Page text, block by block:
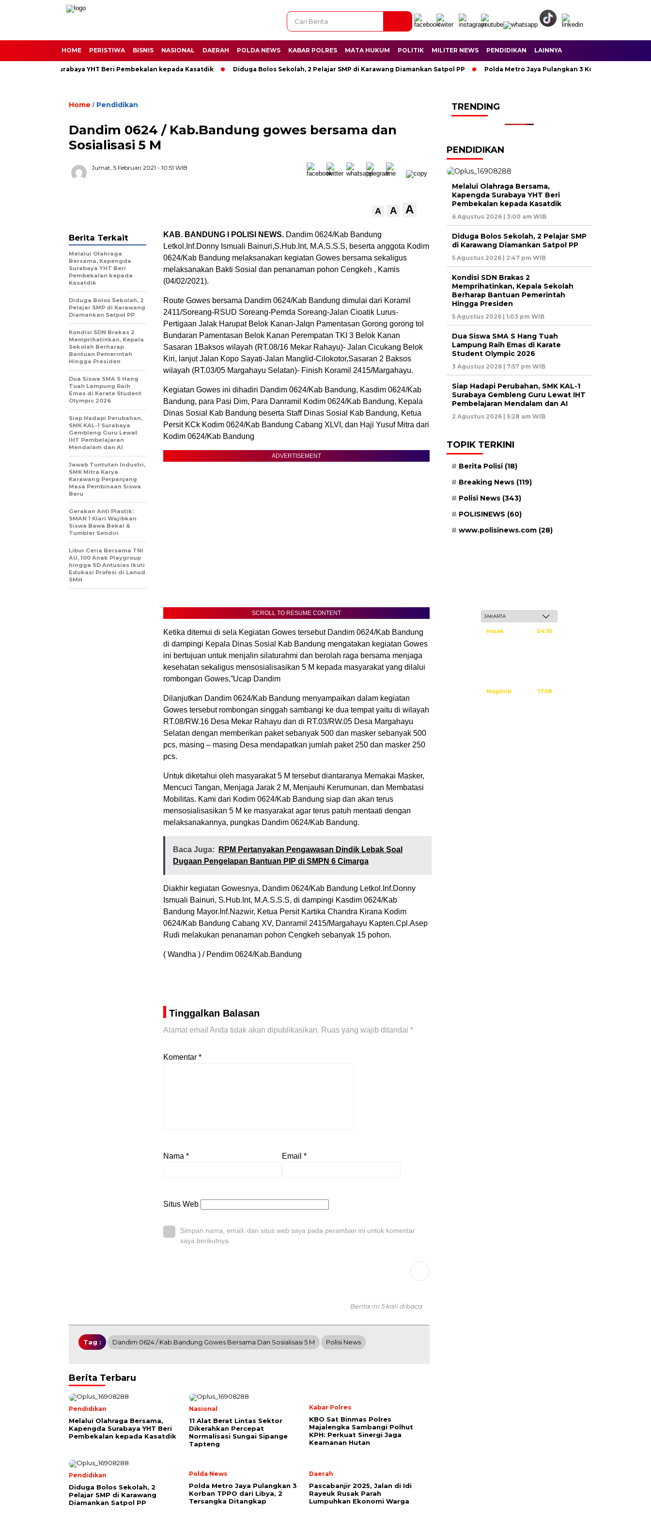
HOME PERISTIWA BISNIS NASIONAL DAERAH POLDA NEWS KABAR POLRES MATA HUKUM POLITIK MILITER NEWS PENDIDIKAN LAINNYA
Kapengda Surabaya YHT Beri Pembekalan kepada Kasatdik Diduga Bolos Sekolah, 2 Pelajar SMP di Karawang Diamankan Satpol PP Polda Metro Jaya Pulangkan 3 Korban TPPO dari
Home / Pendidikan
Dandim 0624 / Kab.Bandung gowes bersama dan
Sosialisasi 5 M
Jumat, 5 Februari 2021 - 10:51 WIB
A A A
KAB. BANDUNG I POLISI NEWS. Dandim 0624/Kab Bandung
Letkol.Inf.Donny Ismuali Bainuri,S.Hub.Int, M.A.S.S.S, beserta anggota Kodim
0624/Kab Bandung melaksanakan kegiatan Gowes bersama sekaligus
melaksanakan Bakti Sosial dan penanaman pohon Cengkeh , Kamis
(04/02/2021).
Route Gowes bersama Dandim 0624/Kab Bandung dimulai dari Koramil
2411/Soreang-RSUD Soreang-Pemda Soreang-Jalan Cioatik Lurus-
Pertigaan Jalak Harupat Belok Kanan-Jalqn Pamentasan Gorong gorong tol
Bundaran Pamentasan Belok Kanan Perempatan TKI 3 Belok Kanan
Sasaran 1Baksos wilayah (RT.08/16 Mekar Rahayu)- Jalan Cicukang Belok
Kiri, lanjut Jalan Kopo Sayati-Jalan Manglid-Cilokotor,Sasaran 2 Baksos
wilayah (RT.03/05 Margahayu Selatan)- Finish Koramil 2415/Margahayu.
Kegiatan Gowes ini dihadiri Dandim 0624/Kab Bandung, Kasdim 0624/Kab
Bandung, para Pasi Dim, Para Danramil Kodim 0624/Kab Bandung, Kepala
Dinas Sosial Kab Bandung beserta Staff Dinas Sosial Kab Bandung, Ketua
Persit KCk Kodim 0624/Kab Bandung Cabang XLVI, dan Haji Yusuf Mitra dari
Kodim 0624/Kab Bandung
ADVERTISEMENT
SCROLL TO RESUME CONTENT
Ketika ditemui di sela Kegiatan Gowes tersebut Dandim 0624/Kab Bandung
di dampingi Kepala Dinas Sosial Kab Bandung mengatakan kegiatan Gowes
ini bertujuan untuk menjalin silaturahmi dan berolah raga bersama menjaga
kesehatan sekaligus mensosialisasikan 5 M kepada masyarakat yang dilalui
rombongan Gowes,”Ucap Dandim
Dilanjutkan Dandim 0624/Kab Bandung menyampaikan dalam kegiatan
Gowes tersebut rombongan singgah sambangi ke dua tempat yaitu di wilayah
RT.08/RW.16 Desa Mekar Rahayu dan di RT.03/RW.05 Desa Margahayu
Selatan dengan memberikan paket sebanyak 500 dan masker sebanyak 500
pcs, masing – masing Desa mendapatkan jumlah paket 250 dan masker 250
pcs.
Untuk diketahui oleh masyarakat 5 M tersebut diantaranya Memakai Masker,
Mencuci Tangan, Menjaga Jarak 2 M, Menjauhi Kerumunan, dan Membatasi
Mobilitas. Kami dari Kodim 0624/Kab Bandung siap dan akan terus
mensosialisasikan 5 M ke masyarakat agar terus patuh mentaati dengan
melaksanakannya, pungkas Dandim 0624/Kab Bandung.
Baca Juga:
RPM Pertanyakan Pengawasan Dindik Lebak Soal
Dugaan Pengelapan Bantuan PIP di SMPN 6 Cimarga
Diakhir kegiatan Gowesnya, Dandim 0624/Kab Bandung Letkol.Inf.Donny
Ismuali Bainuri, S.Hub.Int, M.A.S.S.S, di dampingi Kasdim 0624/Kab
Bandung Mayor.Inf.Nazwir, Ketua Persit Kartika Chandra Kirana Kodim
0624/Kab Bandung Cabang XV, Danramil 2415/Margahayu Kapten.Cpl.Asep
Rudi melakukan penanaman pohon Cengkeh sebanyak 15 pohon.
( Wandha ) / Pendim 0624/Kab.Bandung
Tinggalkan Balasan
Alamat email Anda tidak akan dipublikasikan. Ruas yang wajib ditandai *
Komentar *
Nama * Email *
Situs Web
Simpan nama, email, dan situs web saya pada peramban ini untuk komentar
saya berikutnya.
Berita Terkait
Melalui Olahraga
Bersama, Kapengda
Surabaya YHT Beri
Pembekalan kepada
Kasatdik
Diduga Bolos Sekolah, 2
Pelajar SMP di Karawang
Diamankan Satpol PP
Kondisi SDN Brakas 2
Memprihatinkan, Kepala
Sekolah Berharap
Bantuan Pemerintah
Hingga Presiden
Dua Siswa SMA S Hang
Tuah Lampung Raih
Emas di Karate Student
Olympic 2026
Siap Hadapi Perubahan,
SMK KAL-1 Surabaya
Gembleng Guru Lewat
IHT Pembelajaran
Mendalam dan AI
Jawab Tuntutan Industri,
SMK Mitra Karya
Karawang Perpanjang
Masa Pembinaan Siswa
Baru
Gerakan Anti Plastik:
SMAN 1 Klari Wajibkan
Siswa Bawa Bekal &
Tumbler Sendiri
Libur Ceria Bersama TNI
AU, 100 Anak Playgroup
hingga SD Antusias Ikuti
Edukasi Profesi di Lanud
SMH
Berita ini 5 kali dibaca
Tag : Dandim 0624 / Kab.Bandung Gowes Bersama Dan Sosialisasi 5 M Polisi News
Berita Terbaru
Pendidikan
Melalui Olahraga Bersama,
Kapengda Surabaya YHT Beri
Pembekalan kepada Kasatdik
Nasional
11 Alat Berat Lintas Sektor
Dikerahkan Percepat
Normalisasi Sungai Sipange
Tapteng
Kabar Polres
KBO Sat Binmas Polres
Majalengka Sambangi Polhut
KPH: Perkuat Sinergi Jaga
Keamanan Hutan
Pendidikan
Diduga Bolos Sekolah, 2
Pelajar SMP di Karawang
Diamankan Satpol PP
Polda News
Polda Metro Jaya Pulangkan 3
Korban TPPO dari Libya, 2
Tersangka Ditangkap
Daerah
Pascabanjir 2025, Jalan di Idi
Rayeuk Rusak Parah
Lumpuhkan Ekonomi Warga
TRENDING
PENDIDIKAN
Melalui Olahraga Bersama,
Kapengda Surabaya YHT Beri
Pembekalan kepada Kasatdik
6 Agustus 2026 | 3:00 am WIB
Diduga Bolos Sekolah, 2 Pelajar SMP
di Karawang Diamankan Satpol PP
5 Agustus 2026 | 2:47 pm WIB
Kondisi SDN Brakas 2
Memprihatinkan, Kepala Sekolah
Berharap Bantuan Pemerintah
Hingga Presiden
5 Agustus 2026 | 1:03 pm WIB
Dua Siswa SMA S Hang Tuah
Lampung Raih Emas di Karate
Student Olympic 2026
3 Agustus 2026 | 7:57 pm WIB
Siap Hadapi Perubahan, SMK KAL-1
Surabaya Gembleng Guru Lewat IHT
Pembelajaran Mendalam dan AI
2 Agustus 2026 | 5:28 am WIB
TOPIK TERKINI
Berita Polisi (18)
Breaking News (119)
Polisi News (343)
POLISINEWS (60)
www.polisinews.com (28)
Imsak 04:35
Maghrib 17:58